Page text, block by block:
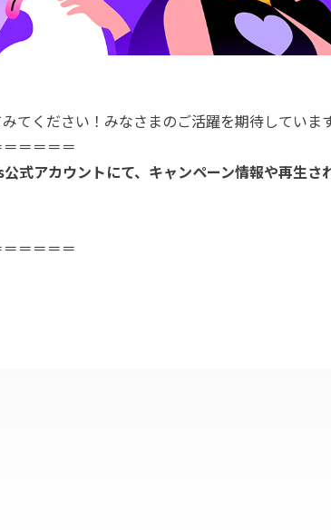
てください！ みなさまのご活躍を期待していま
＝＝＝＝
式アカウントにて、 キャンペーン情報や再生さ
＝＝＝＝